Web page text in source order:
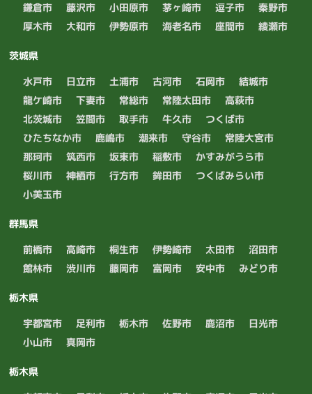
鎌倉市
藤沢市 小田原市 茅ヶ崎市 逗子市
秦野市
厚木市
大和市 伊勢原市 海老名市 座間市 綾瀬市
茨城県
水戸市
日立市 土浦市 古河市 石岡市
結城市
龍ケ崎市
下妻市 常総市 常陸太田市
高萩市
北茨城市
笠間市 取手市 牛久市
つくば市
ひたちなか市
鹿嶋市 潮来市 守谷市
常陸大宮市
那珂市
筑西市 坂東市 稲敷市
かすみがうら市
桜川市
神栖市 行方市 鉾田市
つくばみらい市
小美玉市
群馬県
前橋市
高崎市 桐生市 伊勢崎市 太田市
沼田市
館林市
渋川市 藤岡市 富岡市 安中市 みどり市
栃木県
宇都宮市
足利市 栃木市 佐野市 鹿沼市
日光市
小山市
真岡市
栃木県